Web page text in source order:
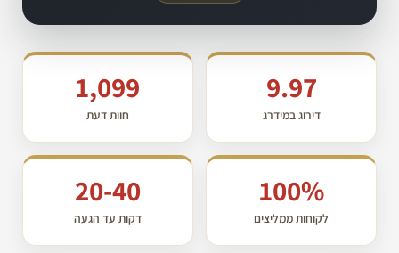
9.97
דירוג במידרג
1,099
חוות דעת
100%
לקוחות ממליצים
20-40
דקות עד הגעה